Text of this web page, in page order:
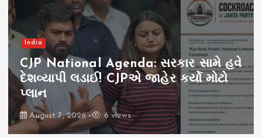
India
Paper Leak NTA: કડક કાયદા છતાં પેપર
લીક યથાવત! જવાબદાર કોણ?
August 7, 2026 5 views